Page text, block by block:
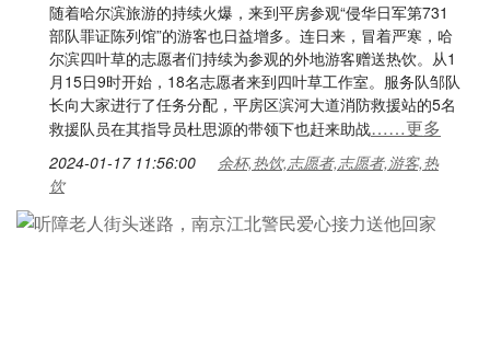
随着哈尔滨旅游的持续火爆，来到平房参观“侵华日军第731
部队罪证陈列馆”的游客也日益增多。连日来，冒着严寒，哈
尔滨四叶草的志愿者们持续为参观的外地游客赠送热饮。从1
月15日9时开始，18名志愿者来到四叶草工作室。服务队邹队
长向大家进行了任务分配，平房区滨河大道消防救援站的5名
救援队员在其指导员杜思源的带领下也赶来助战……更多
2024-01-17 11:56:00
余杯,热饮,志愿者,志愿者,游客,热
饮